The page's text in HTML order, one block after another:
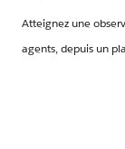
Atteignez une
agents, depuis un